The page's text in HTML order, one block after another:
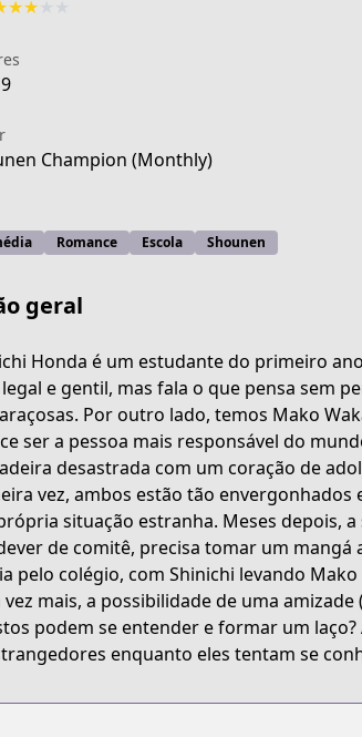
4495-aba5-69c192a999a4
chokkyuu-kareshi-x-kanojo
★★
Champion (Monthly)
Romance Escola Shounen
geral
Honda é um estudante do primeiro
e gentil, mas fala o que pensa sem
Por outro lado, temos Mako
ser a pessoa mais responsável do
desastrada com um coração de
vez, ambos estão tão
situação estranha. Meses depois,
de comitê, precisa tomar um mangá
pelo colégio, com Shinichi levando
vez mais, a possibilidade de uma
podem se entender e formar um
enquanto eles tentam se